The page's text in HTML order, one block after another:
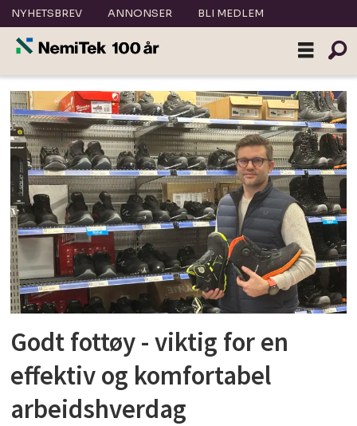
NYHETSBREV ANNONSER BLI MEDLEM
Tag:
annonsørinnhold
Godt fottøy - viktig for en
effektiv og komfortabel
arbeidshverdag